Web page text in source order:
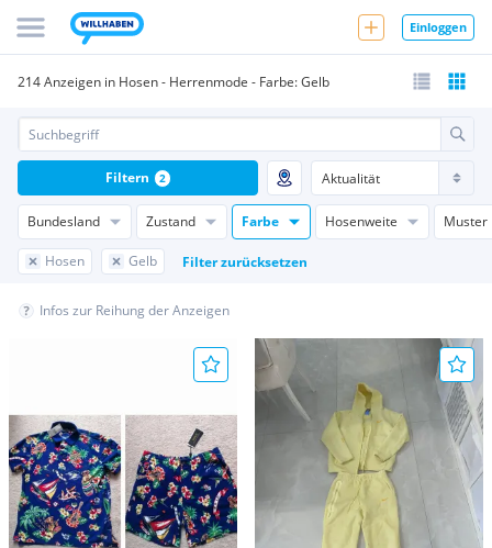
Einloggen
214 Anzeigen in Hosen - Herrenmode - Farbe: Gelb
Bundesland Zustand Farbe Hosenweite Muster
Hosen Gelb Filter zurücksetzen
Filtern 2
Infos zur Reihung der Anzeigen